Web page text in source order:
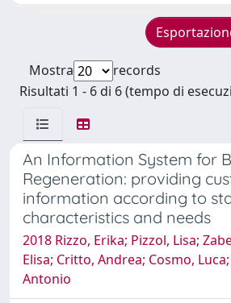
Mostra
records
Risultati 1 - 6 di 6 (tempo di
An Information System for
Regeneration: providing
information according to
characteristics and needs
2018 Rizzo, Erika; Pizzol, Lisa;
Elisa; Critto, Andrea; Cosmo,
Antonio